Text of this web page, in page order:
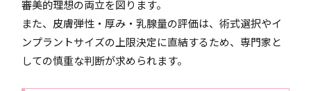
審美的理想の両立を図ります。
また、皮膚弾性・厚み・乳腺量の評価は、術式選択やイ
ンプラントサイズの上限決定に直結するため、専門家と
しての慎重な判断が求められます。